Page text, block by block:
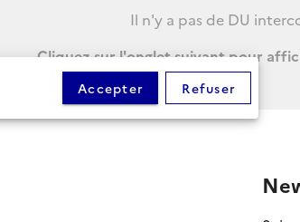
Il n'y a pas de DU
Cliquez sur l'onglet suivant pour
Accepter Refuser